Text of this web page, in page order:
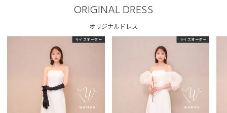
ORIGINAL DRESS
オリジナルドレス
サイズオーダー サイズオーダー